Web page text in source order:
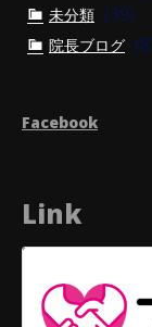
未分類 (39)
院長ブログ
Facebook
Link